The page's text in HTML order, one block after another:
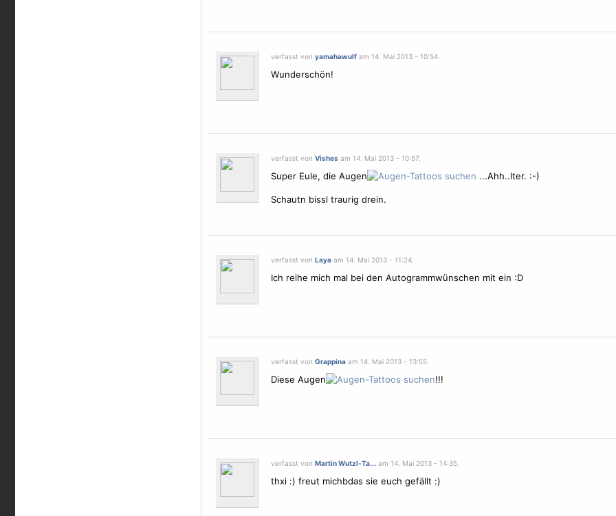
verfasst von yamahawulfam 14. Mai 2013 - 10:54.
Wunderschön!
verfasst von Vishesam 14. Mai 2013 - 10:57.
Super Eule, die Augen ...Ahh..lter. :-)
Schautn bissl traurig drein.
verfasst von Layaam 14. Mai 2013 - 11:24.
Ich reihe mich mal bei den Autogrammwünschen mit ein :D
verfasst von Grappinaam 14. Mai 2013 - 13:55.
Diese Augen !!!
verfasst von Martin Wutzl-Ta... am 14. Mai 2013 - 14:35.
thxi :) freut michbdas sie euch gefällt :)